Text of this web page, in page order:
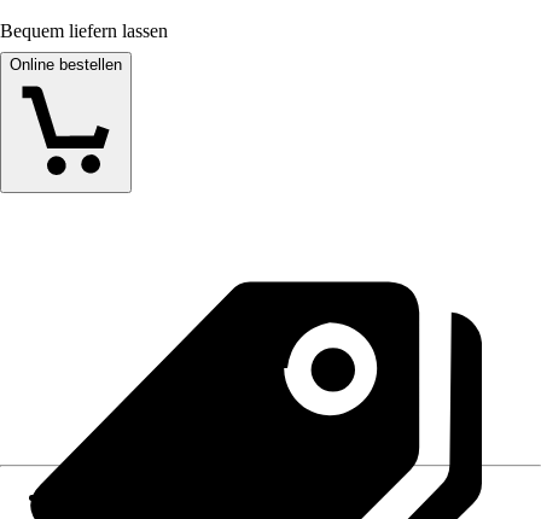
Bequem liefern lassen
Online bestellen